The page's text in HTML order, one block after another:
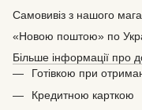
Самовивіз з нашого
«Новою поштою» по
Більше інформації про
Готівкою при
Кредитною карткою